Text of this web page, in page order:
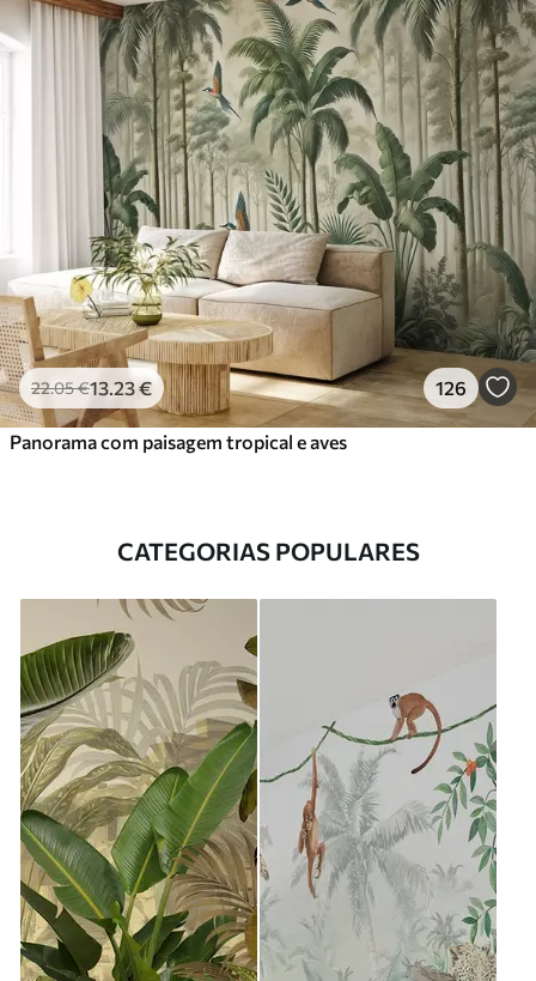
22.05€13 .23€ 126
Panorama com paisagem tropical e aves
CATEGORIAS POPULARES